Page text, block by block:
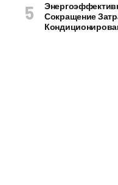
Сокращение